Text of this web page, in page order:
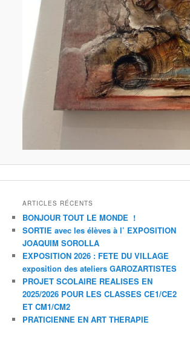
ARTICLES RÉCENTS
BONJOUR TOUT LE MONDE !
SORTIE avec les élèves à l’ EXPOSITION
JOAQUIM SOROLLA
EXPOSITION 2026 : FETE DU VILLAGE
exposition des ateliers GAROZARTISTES
PROJET SCOLAIRE REALISES EN
2025/2026 POUR LES CLASSES CE1/CE2
ET CM1/CM2
PRATICIENNE EN ART THERAPIE